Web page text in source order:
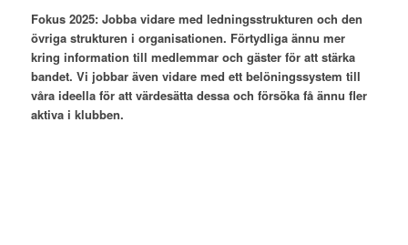
Fokus 2025: Jobba vidare med ledningsstrukturen och den
övriga strukturen i organisationen. Förtydliga ännu mer
kring information till medlemmar och gäster för att stärka
bandet. Vi jobbar även vidare med ett belöningssystem till
våra ideella för att värdesätta dessa och försöka få ännu fler
aktiva i klubben.